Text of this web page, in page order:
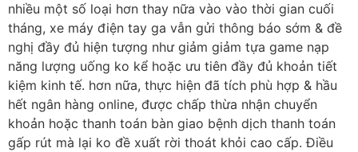
nhiều một số loại hơn thay nữa vào vào thời gian cuối
tháng, xe máy điện tay ga vẫn gửi thông báo sớm & đề
nghị đầy đủ hiện tượng như giảm giảm tựa game nạp
năng lượng uống ko kể hoặc ưu tiên đầy đủ khoản tiết
kiệm kinh tế. hơn nữa, thực hiện đã tích phù hợp & hầu
hết ngân hàng online, được chấp thừa nhận chuyển
khoản hoặc thanh toán bàn giao bệnh dịch thanh toán
gấp rút mà lại ko đề xuất rời thoát khỏi cao cấp. Điều